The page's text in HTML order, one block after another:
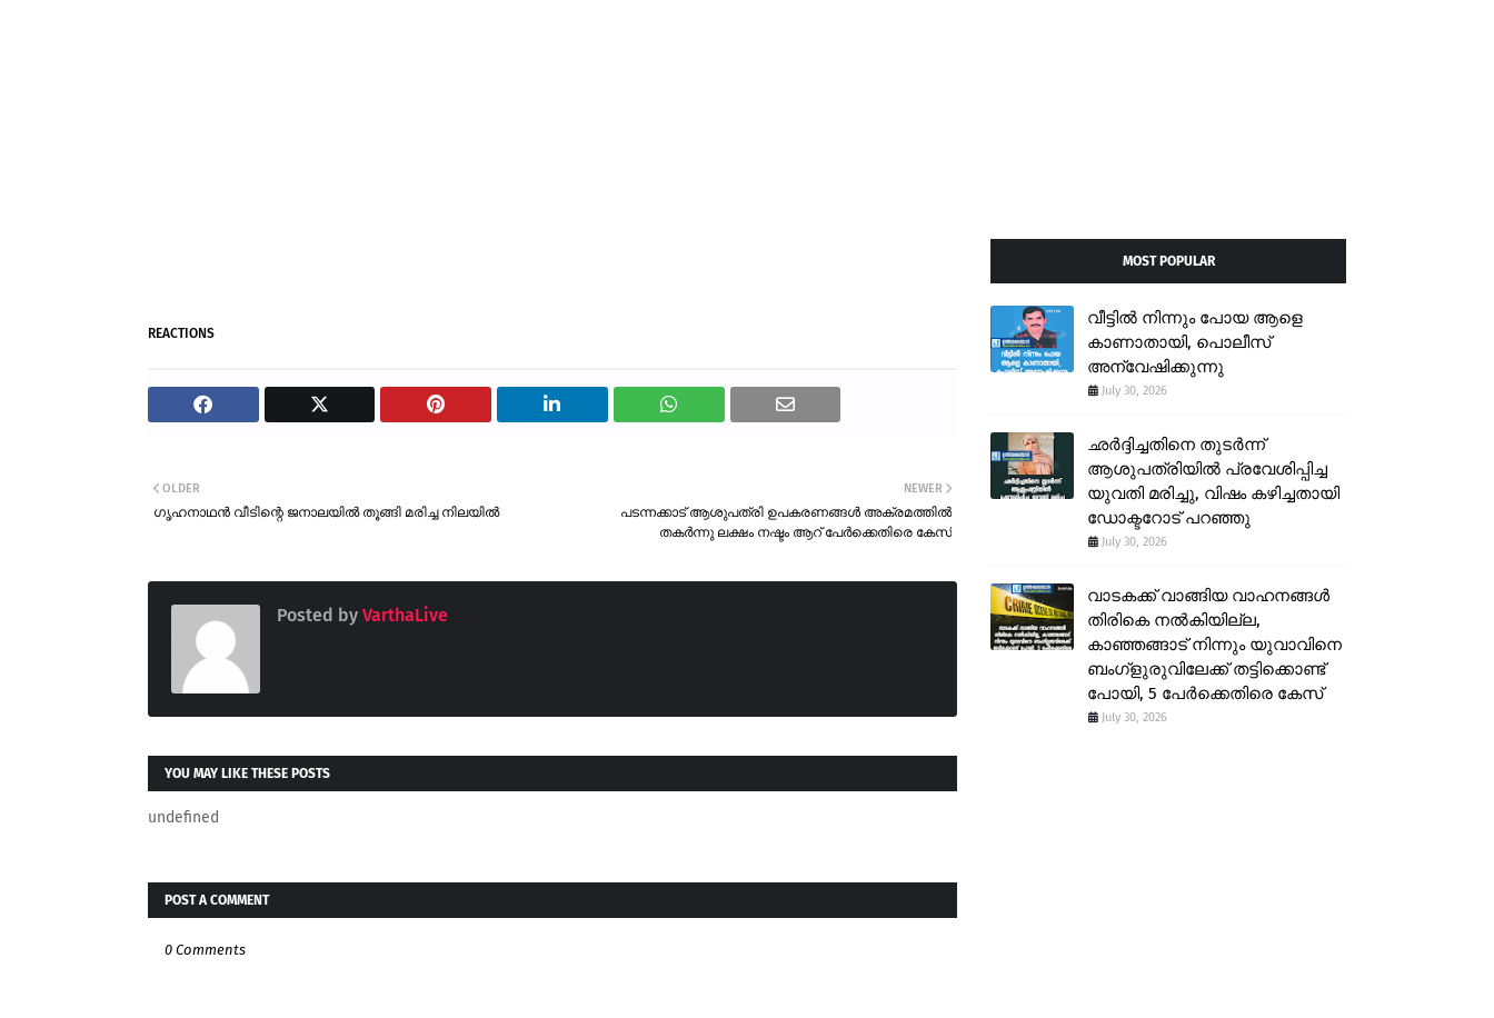
REACTIONS
NEWER
പടന്നക്കാട് ആശുപത്രി ഉപകരണങ്ങൾ അക്രമത്തിൽ
തകർന്നു ലക്ഷം നഷ്ടം ആറ് പേർക്കെതിരെ കേസ്
OLDER
ഗൃഹനാഥൻ വീടിന്റെ ജനാലയിൽ തൂങ്ങി മരിച്ച നിലയിൽ
Posted by VarthaLive
YOU MAY LIKE THESE POSTS
undefined
POST A COMMENT
0 Comments
MOST POPULAR
വീട്ടിൽ നിന്നും പോയ ആളെ
കാണാതായി, പൊലീസ്
അന്വേഷിക്കുന്നു
July 30, 2026
ഛർദ്ദിച്ചതിനെ തുടർന്ന്
ആശുപത്രിയിൽ പ്രവേശിപ്പിച്ച
യുവതി മരിച്ചു, വിഷം കഴിച്ചതായി
ഡോക്ടറോട് പറഞ്ഞു
July 30, 2026
വാടകക്ക് വാങ്ങിയ വാഹനങ്ങൾ
തിരികെ നൽകിയില്ല,
കാഞ്ഞങ്ങാട് നിന്നും യുവാവിനെ
ബംഗ്ളുരുവിലേക്ക് തട്ടിക്കൊണ്ട്
പോയി, 5 പേർക്കെതിരെ കേസ്
July 30, 2026